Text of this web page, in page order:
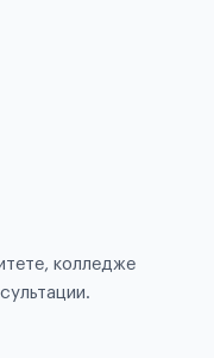
колледже